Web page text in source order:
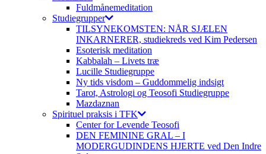
Fuldmånemeditation
Studiegrupper
TILSYNEKOMSTEN: NÅR SJÆLEN
INKARNERER, studiekreds ved Kim Pedersen
Esoterisk meditation
Kabbalah – Livets træ
Lucille Studiegruppe
Ny tids visdom – Guddommelig indsigt
Tarot, Astrologi og Teosofi Studiegruppe
Mazdaznan
Spirituel praksis i TFK
Center for Levende Teosofi
DEN FEMININE GRAL – I
MODERGUDINDENS HJERTE ved Den Indre